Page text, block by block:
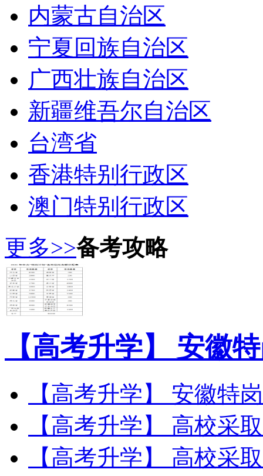
内蒙古自治区
宁夏回族自治区
广西壮族自治区
新疆维吾尔自治区
台湾省
香港特别行政区
澳门特别行政区
更多>>备考攻略
【高考升学】 安徽
【高考升学】 安徽特
【高考升学】 高校采
【高考升学】 高校采